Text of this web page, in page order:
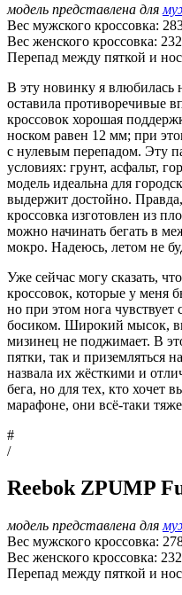
модель представлена для
Вес мужского кроссовка:
Вес женского кроссовка:
Перепад между пяткой и
В эту новинку я влюбилась
оставила противоречивые
кроссовок хорошая
носком равен 12 мм; при
с нулевым перепадом. Эту
условиях: грунт, асфальт,
модель идеальна для
выдержит достойно.
кроссовка изготовлен из
можно начинать бегать в
мокро. Надеюсь, летом не
Уже сейчас могу сказать,
кроссовок, которые у меня
но при этом нога чувствует
босиком. Широкий мысок,
мизинец не поджимает. В
пятки, так и приземляться
назвала их жёсткими и
бега, но для тех, кто хочет
марафоне, они всё-таки
#
/
Reebok ZPUMP
модель представлена для
Вес мужского кроссовка:
Вес женского кроссовка:
Перепад между пяткой и